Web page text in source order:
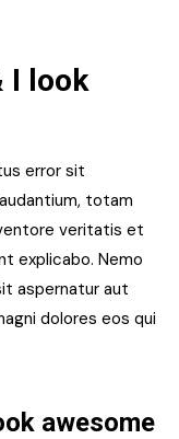
I look
error sit
totam
veritatis et
explicabo. Nemo
aspernatur aut
dolores eos qui
awesome